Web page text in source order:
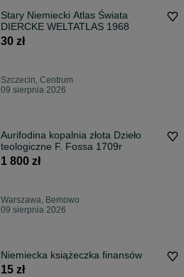
Stary Niemiecki Atlas Świata
DIERCKE WELTATLAS 1968
30 zł
Szczecin, Centrum
09 sierpnia 2026
Aurifodina kopalnia złota Dzieło
teologiczne F. Fossa 1709r
1 800 zł
Warszawa, Bemowo
09 sierpnia 2026
Niemiecka książeczka finansów
15 zł